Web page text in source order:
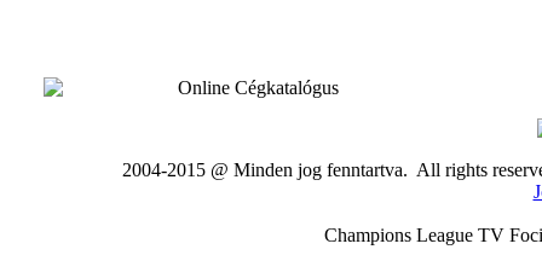
2004-2015 @ Minden jog fenntartva. All rights
Champions League TV